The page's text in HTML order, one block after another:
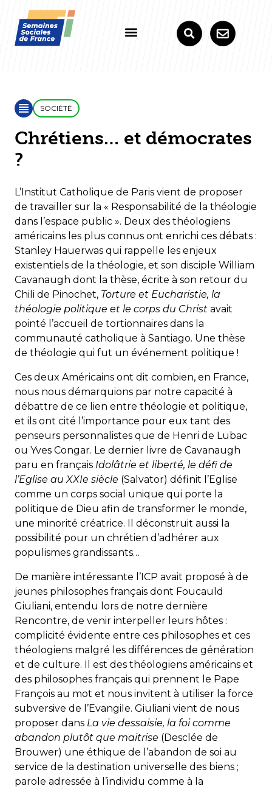
SOCIÉTÉ
Chrétiens… et démocrates
?
L’Institut Catholique de Paris vient de proposer
de travailler sur la « Responsabilité de la théologie
dans l’espace public ». Deux des théologiens
américains les plus connus ont enrichi ces débats :
Stanley Hauerwas qui rappelle les enjeux
existentiels de la théologie, et son disciple William
Cavanaugh dont la thèse, écrite à son retour du
Chili de Pinochet, Torture et Eucharistie, la
théologie politique et le corps du Christ avait
pointé l’accueil de tortionnaires dans la
communauté catholique à Santiago. Une thèse
de théologie qui fut un événement politique !
Ces deux Américains ont dit combien, en France,
nous nous démarquions par notre capacité à
débattre de ce lien entre théologie et politique,
et ils ont cité l’importance pour eux tant des
penseurs personnalistes que de Henri de Lubac
ou Yves Congar. Le dernier livre de Cavanaugh
paru en français Idolâtrie et liberté, le défi de
l’Eglise au XXIe siècle (Salvator) définit l’Eglise
comme un corps social unique qui porte la
politique de Dieu afin de transformer le monde,
une minorité créatrice. Il déconstruit aussi la
possibilité pour un chrétien d’adhérer aux
populismes grandissants…
De manière intéressante l’ICP avait proposé à de
jeunes philosophes français dont Foucauld
Giuliani, entendu lors de notre dernière
Rencontre, de venir interpeller leurs hôtes :
complicité évidente entre ces philosophes et ces
théologiens malgré les différences de génération
et de culture. Il est des théologiens américains et
des philosophes français qui prennent le Pape
François au mot et nous invitent à utiliser la force
subversive de l’Evangile. Giuliani vient de nous
proposer dans La vie dessaisie, la foi comme
abandon plutôt que maitrise (Desclée de
Brouwer) une éthique de l’abandon de soi au
service de la destination universelle des biens ;
parole adressée à l’individu comme à la